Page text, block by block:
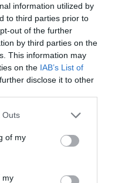
information utilized by
to third parties prior to
out of the further
by third parties on the
This information may
on the IAB’s List of
disclose it to other
Outs
of my
my
inżynieryjna na